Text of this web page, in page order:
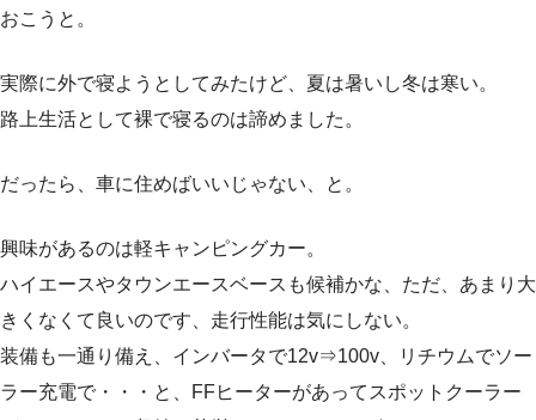
おこうと。
実際に外で寝ようとしてみたけど、夏は暑いし冬は寒い。
路上生活として裸で寝るのは諦めました。
だったら、車に住めばいいじゃない、と。
興味があるのは軽キャンピングカー。
ハイエースやタウンエースベースも候補かな、ただ、あまり大
きくなくて良いのです、走行性能は気にしない。
装備も一通り備え、インバータで12v⇒100v、リチウムでソー
ラー充電で・・・と、FFヒーターがあってスポットクーラー